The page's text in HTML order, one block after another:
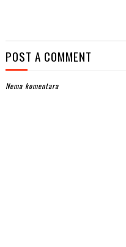
POST A COMMENT
Nema komentara